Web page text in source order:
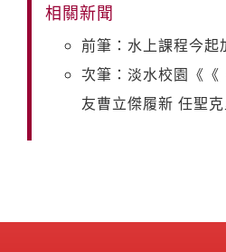
相關新聞
前筆：水上課程今起
次筆：淡水校園《《
友曹立傑履新 任聖